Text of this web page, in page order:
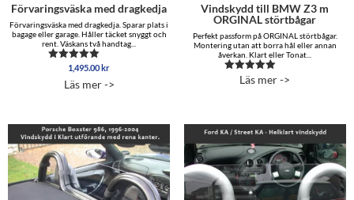
Förvaringsväska med dragkedja
Förvaringsväska med dragkedja. Sparar plats i
bagage eller garage. Håller täcket snyggt och
rent. Väskans två handtag...
Betygsatt
av 5
1,495.00kr
Läs mer ->
Vindskydd till BMW Z3 m
ORGINAL störtbågar
Perfekt passform på ORGINAL störtbågar.
Montering utan att borra hål eller annan
åverkan. Klart eller Tonat...
Betygsatt
Läs mer ->